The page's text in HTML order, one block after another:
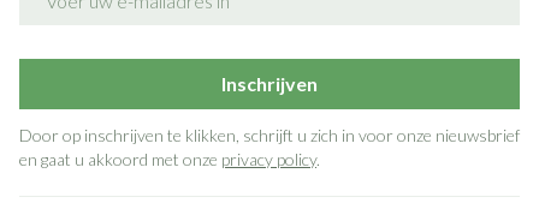
Inschrijven
Door op inschrijven te klikken, schrijft u zich in voor onze nieuwsbrief
en gaat u akkoord met onze privacy policy.